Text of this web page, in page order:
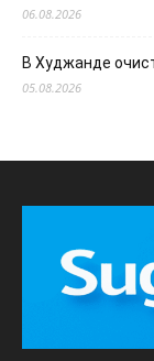
06.08.2026
В Худжанде
05.08.2026